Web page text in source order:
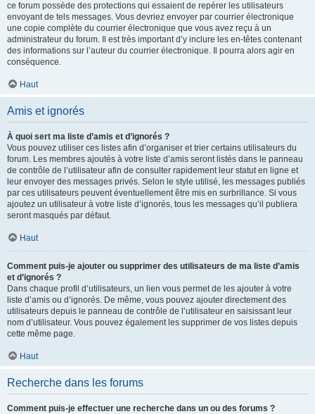
ce forum possède des protections qui essaient de repérer les utilisateurs
envoyant de tels messages. Vous devriez envoyer par courrier électronique
une copie complète du courrier électronique que vous avez reçu à un
administrateur du forum. Il est très important d’y inclure les en-têtes contenant
des informations sur l’auteur du courrier électronique. Il pourra alors agir en
conséquence.
Haut
Amis et ignorés
À quoi sert ma liste d’amis et d’ignorés ?
Vous pouvez utiliser ces listes afin d’organiser et trier certains utilisateurs du
forum. Les membres ajoutés à votre liste d’amis seront listés dans le panneau
de contrôle de l’utilisateur afin de consulter rapidement leur statut en ligne et
leur envoyer des messages privés. Selon le style utilisé, les messages publiés
par ces utilisateurs peuvent éventuellement être mis en surbrillance. Si vous
ajoutez un utilisateur à votre liste d’ignorés, tous les messages qu’il publiera
seront masqués par défaut.
Haut
Comment puis-je ajouter ou supprimer des utilisateurs de ma liste d’amis
et d’ignorés ?
Dans chaque profil d’utilisateurs, un lien vous permet de les ajouter à votre
liste d’amis ou d’ignorés. De même, vous pouvez ajouter directement des
utilisateurs depuis le panneau de contrôle de l’utilisateur en saisissant leur
nom d’utilisateur. Vous pouvez également les supprimer de vos listes depuis
cette même page.
Haut
Recherche dans les forums
Comment puis-je effectuer une recherche dans un ou des forums ?